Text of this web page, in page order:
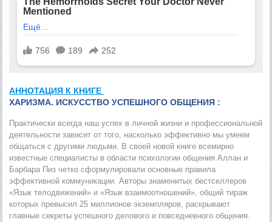
АННОТАЦИЯ К КНИГЕ
ХАРИЗМА. ИСКУССТВО УСПЕШНОГО ОБЩЕНИЯ :
Практически всегда наш успех в личной жизни и профессиональной
деятельности зависит от того, насколько эффективно мы умеем
общаться с другими людьми. В своей новой книге всемирно
известные специалисты в области психологии общения Аллан и
Барбара Пиз четко сформулировали основные правила
эффективной коммуникации. Авторы знаменитых бестселлеров
«Язык телодвижений» и «Язык взаимоотношений», общий тираж
которых превысил 25 миллионов экземпляров, раскрывают
главные секреты успешного делового и повседневного общения.